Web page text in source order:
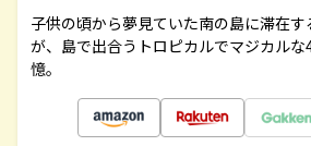
子供の頃から夢見ていた南の島に滞在
が、島で出合うトロピカルでマジカル
憶。